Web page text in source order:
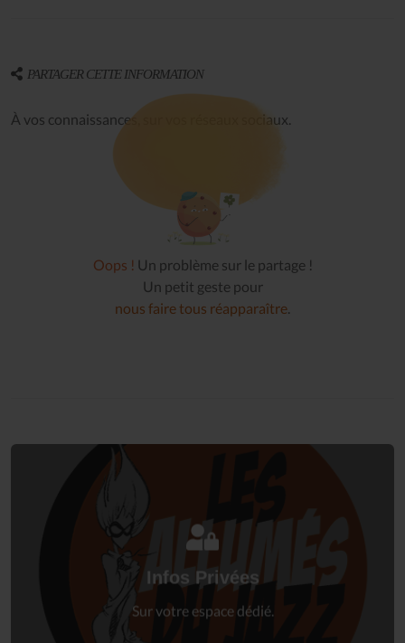
PARTAGER CETTE INFORMATION
À vos connaissances, sur vos réseaux sociaux.
Oops ! Un problème sur le partage !
Un petit geste pour
nous faire tous réapparaître.
Infos Privées
Sur votre espace dédié.
Connectez-vous